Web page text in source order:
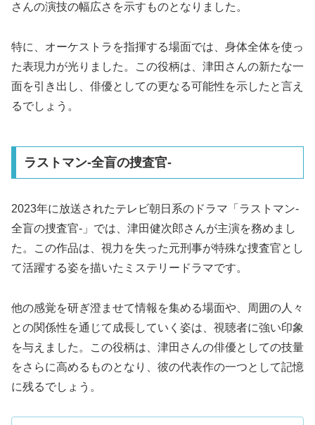
さんの演技の幅広さを示すものとなりました。
特に、オーケストラを指揮する場面では、身体全体を使っ
た表現力が光りました。この役柄は、津田さんの新たな一
面を引き出し、俳優としての更なる可能性を示したと言え
るでしょう。
ラストマン-全盲の捜査官-
2023年に放送されたテレビ朝日系のドラマ「ラストマン-
全盲の捜査官-」では、津田健次郎さんが主演を務めまし
た。この作品は、視力を失った元刑事が特殊な捜査官とし
て活躍する姿を描いたミステリードラマです。
他の感覚を研ぎ澄ませて情報を集める場面や、周囲の人々
との関係性を通じて成長していく姿は、視聴者に強い印象
を与えました。この役柄は、津田さんの俳優としての技量
をさらに高めるものとなり、彼の代表作の一つとして記憶
に残るでしょう。